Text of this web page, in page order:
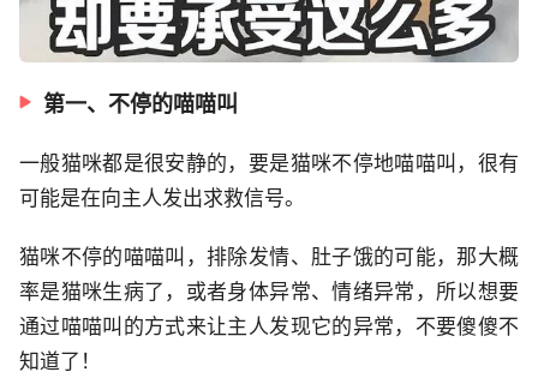
第一、不停的喵喵叫
一般猫咪都是很安静的，要是猫咪不停地喵喵叫，很有
可能是在向主人发出求救信号。
猫咪不停的喵喵叫，排除发情、肚子饿的可能，那大概
率是猫咪生病了，或者身体异常、情绪异常，所以想要
通过喵喵叫的方式来让主人发现它的异常，不要傻傻不
知道了！